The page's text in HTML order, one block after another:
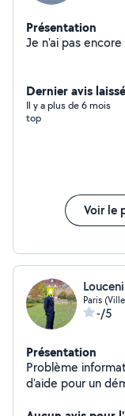
Présentation
Dernier avis
Il y a plus de 6 mois
top
Voir le
Paris
-/5
Présentation
Problème
d'aide pour un